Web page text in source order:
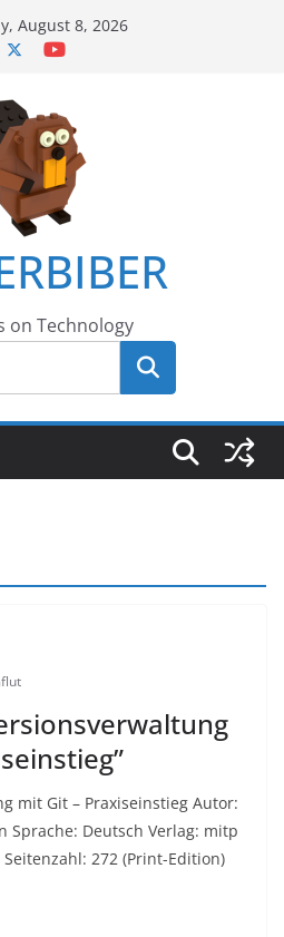
August 8, 2026
on Technology
mit Git – Praxiseinstieg Autor:
Sprache: Deutsch Verlag: mitp
Seitenzahl: 272 (Print-Edition)